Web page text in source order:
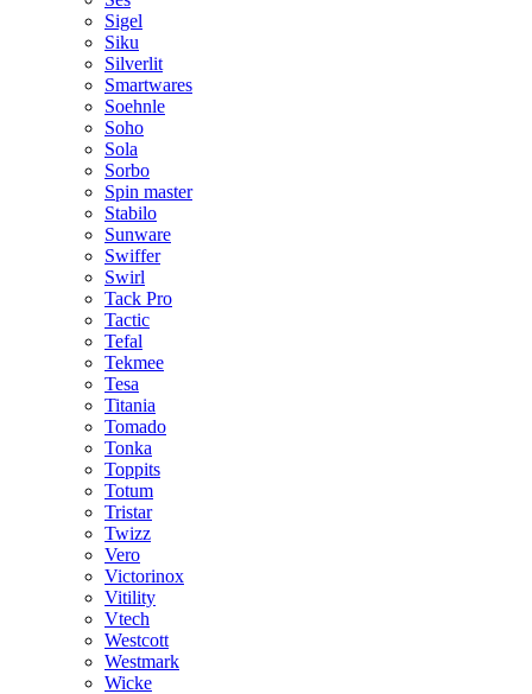
Sigel
Siku
Silverlit
Smartwares
Soehnle
Soho
Sola
Sorbo
Spin master
Stabilo
Sunware
Swiffer
Swirl
Tack Pro
Tactic
Tefal
Tekmee
Tesa
Titania
Tomado
Tonka
Toppits
Totum
Tristar
Twizz
Vero
Victorinox
Vitility
Vtech
Westcott
Westmark
Wicke